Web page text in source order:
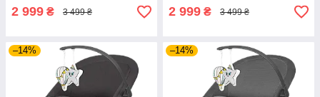
2 999 ₴ 3 499 ₴ 2 999 ₴ 3 499 ₴
–14% –14%